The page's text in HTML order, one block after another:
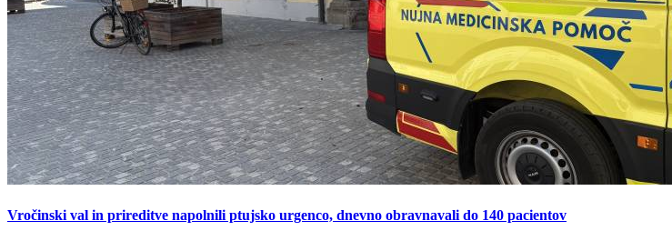
Vročinski val in prireditve napolnili ptujsko urgenco, dnevno obravnavali do 140 pacientov